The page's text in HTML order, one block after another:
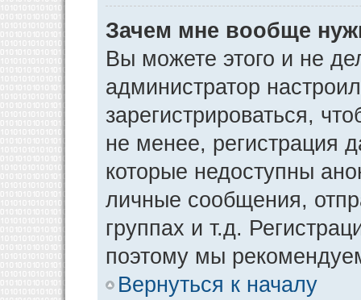
Зачем мне вообще
Вы можете этого и не
администратор
зарегистрироваться,
не менее, регистрация
которые недоступны
личные сообщения,
группах и т.д.
поэтому мы
Вернуться к началу